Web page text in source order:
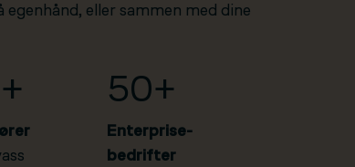
eller sammen med dine
50+
Enterprise-
bedrifter